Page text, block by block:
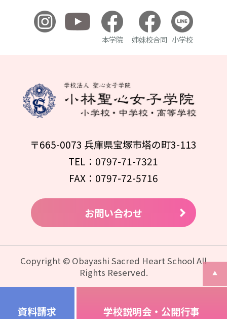
資料請求 学校説明会・公開行事
本学院 姉妹校合同 小学校
〒665-0073 兵庫県宝塚市塔の町3-113
TEL：0797-71-7321
FAX：0797-72-5716
お問い合わせ
Copyright © Obayashi Sacred Heart School All
Rights Reserved.